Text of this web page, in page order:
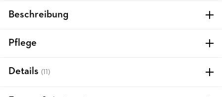
Beschreibung
Pflege
Details (11)